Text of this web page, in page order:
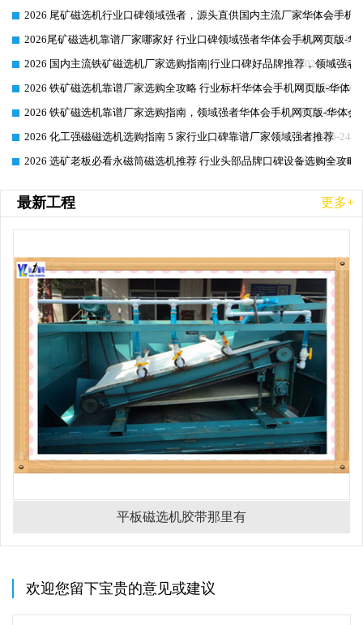
2026-06-25
2026 尾矿磁选机行业口碑领域强者，源头直供国内主流厂家华体会手机
2026-06-25
2026尾矿磁选机靠谱厂家哪家好 行业口碑领域强者华体会手机网页版-华
2026-06-25
2026 国内主流铁矿磁选机厂家选购指南|行业口碑好品牌推荐，领域强者
2026-06-25
2026 铁矿磁选机靠谱厂家选购全攻略 行业标杆华体会手机网页版-华体
2026-06-25
2026 铁矿磁选机靠谱厂家选购指南，领域强者华体会手机网页版-华体会
2026-06-24
2026 化工强磁磁选机选购指南 5 家行业口碑靠谱厂家领域强者推荐
2026-06-24
2026 选矿老板必看永磁筒磁选机推荐 行业头部品牌口碑设备选购全攻略
最新工程 更多+
平板磁选机胶带那里有
欢迎您留下宝贵的意见或建议